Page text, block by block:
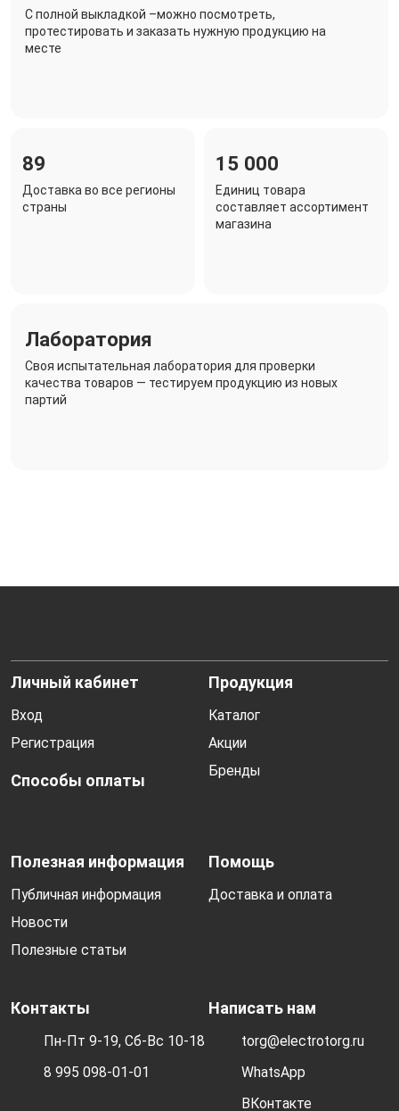
C полной выкладкой –можно посмотреть,
протестировать и заказать нужную продукцию на
месте
89
Доставка во все регионы
страны
15 000
Единиц товара
составляет ассортимент
магазина
Лаборатория
Своя испытательная лаборатория для проверки
качества товаров — тестируем продукцию из новых
партий
Личный кабинет
Вход
Регистрация
Способы оплаты
Продукция
Каталог
Акции
Бренды
Полезная информация
Публичная информация
Новости
Полезные статьи
Помощь
Доставка и оплата
Контакты
Пн-Пт 9-19, Сб-Вс 10-18
8 995 098-01-01
Написать нам
torg@electrotorg.ru
WhatsApp
ВКонтакте